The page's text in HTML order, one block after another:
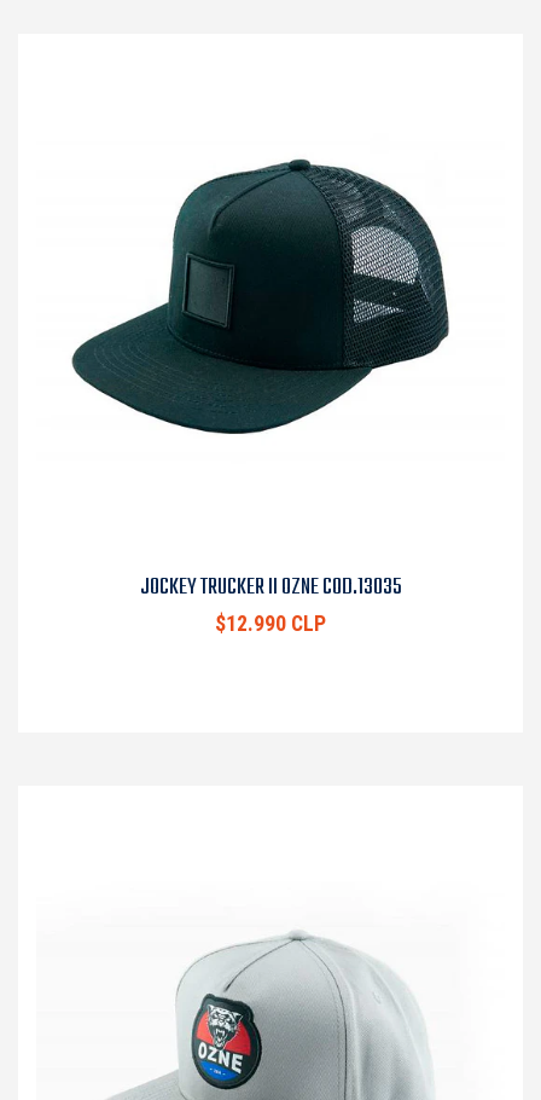
JOCKEY TRUCKER II OZNE COD.13035
$12.990 CLP